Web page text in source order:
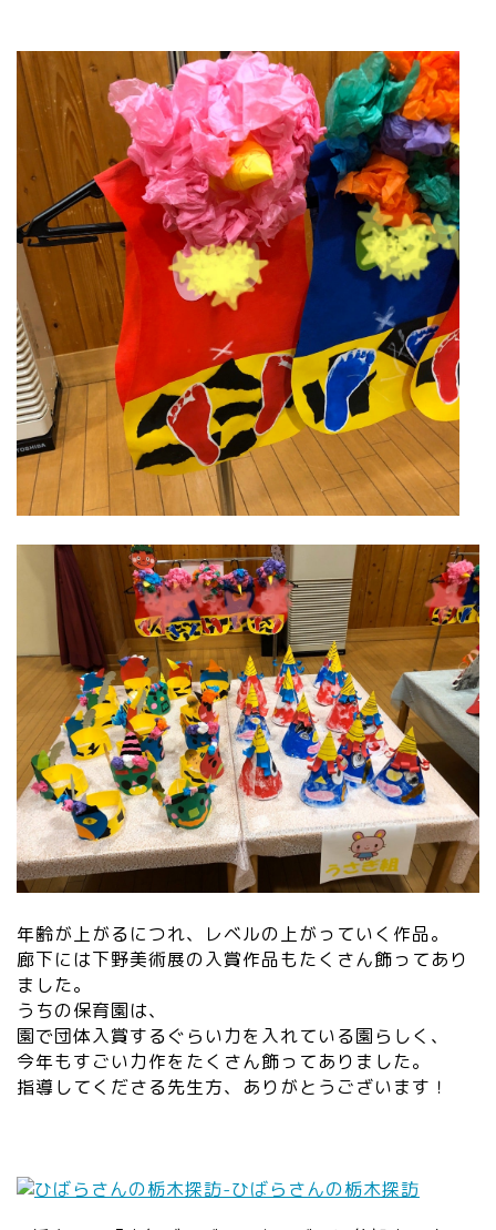
年齢が上がるにつれ、レベルの上がっていく作品。
廊下には下野美術展の入賞作品もたくさん飾ってあり
ました。
うちの保育園は、
園で団体入賞するぐらい力を入れている園らしく、
今年もすごい力作をたくさん飾ってありました。
指導してくださる先生方、ありがとうございます！